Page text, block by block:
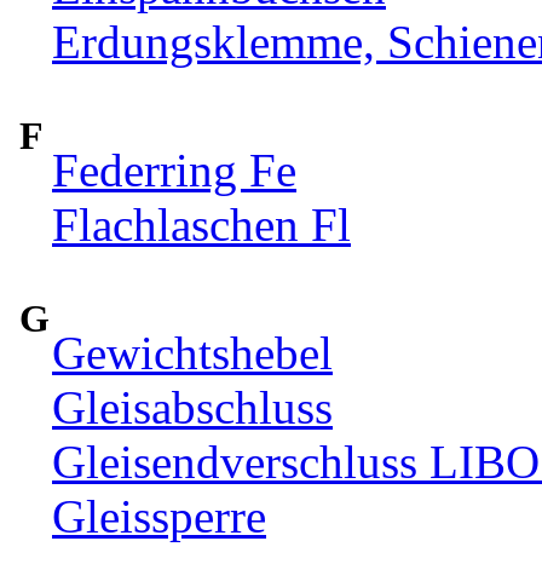
Erdungsklemme,
F
Federring Fe
Flachlaschen Fl
G
Gewichtshebel
Gleisabschluss
Gleisendverschluss
Gleissperre